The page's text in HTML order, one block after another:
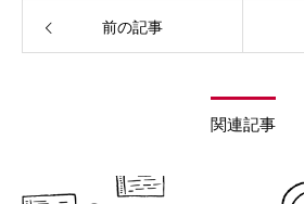
前の記事
関連記事